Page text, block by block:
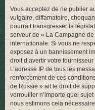
Vous acceptez de ne publier
vulgaire, diffamatoire,
pourrait transgresser la
serveur de « La Campagne
internationale. Si vous ne
exposez à un bannissement
droit d’avertir votre
L’adresse IP de tous les
renforcement de ces
de Russie » ait le droit de
verrouiller n’importe quel
nous estimons cela